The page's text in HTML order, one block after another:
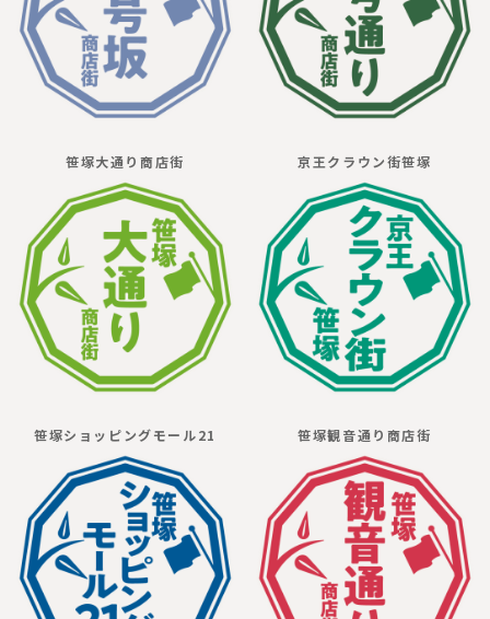
笹塚大通り商店街 京王クラウン街笹塚
笹塚ショッピングモール21 笹塚観音通り商店街